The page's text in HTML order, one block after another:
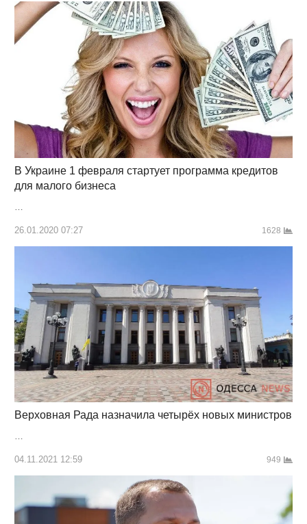
В Украине 1 февраля стартует программа кредитов
для малого бизнеса
26.01.2020 07:27 1628
Верховная Рада назначила четырёх новых министров
…
04.11.2021 12:59 949